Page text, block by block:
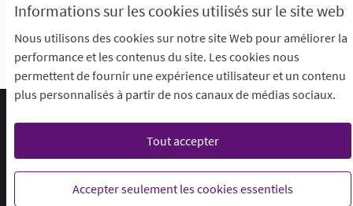
Informations sur les cookies utilisés sur le site web
Nous utilisons des cookies sur notre site Web pour améliorer la
performance et les contenus du site. Les cookies nous
permettent de fournir une expérience utilisateur et un contenu
plus personnalisés à partir de nos canaux de médias sociaux.
Tout accepter
Accepter seulement les cookies essentiels
« Première ‹ Précédent
Voir toutes les propositions retirées
Conditions générales d'utilisation
Mentions légales
Paramètres des cookies
Je participe @ Loos sur X
Je participe @ Loos sur Facebook
Je participe @ Loos sur
Je participe @ Loos sur